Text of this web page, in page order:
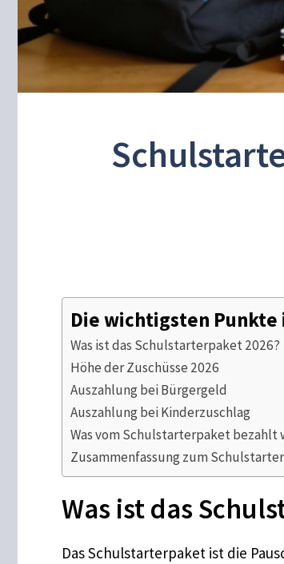
Die wichtigsten
Was ist das Schulstarterpaket 2026?
Höhe der Zuschüsse 2026
Auszahlung bei Bürgergeld
Auszahlung bei Kinderzuschlag
Was vom Schulstarterpaket bezahlt
Zusammenfassung zum
Was ist das
Das Schulstarterpaket ist die